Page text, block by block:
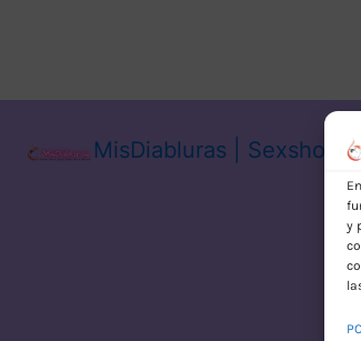
En
y
MisDiabluras | Sexshop